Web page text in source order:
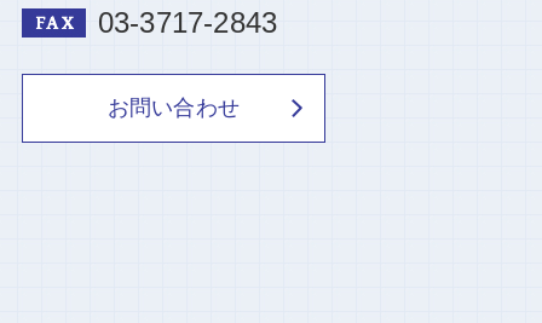
03-3717-2843
お問い合わせ